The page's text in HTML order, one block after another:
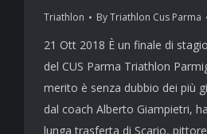
Triathlon ByTriathlon Cus Parma
21 Ott 2018 È un finale di
del CUS Parma Triathlon
merito è senza dubbio dei più
dal coach Alberto Giampietri,
lunga trasferta di Scario,